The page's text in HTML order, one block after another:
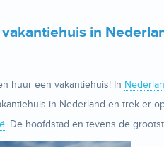
in
huur een vakantiehuis! In
in Nederland en trek er
. De hoofdstad en tevens de